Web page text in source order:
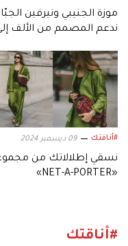
موزة الجنيبي ونيرفين
ندعم المصمم من الألف
#أناقتك 09 ديسمبر 2024
نسقي إطلالاتك من
«NET-A-PORTER»
#أناقتك